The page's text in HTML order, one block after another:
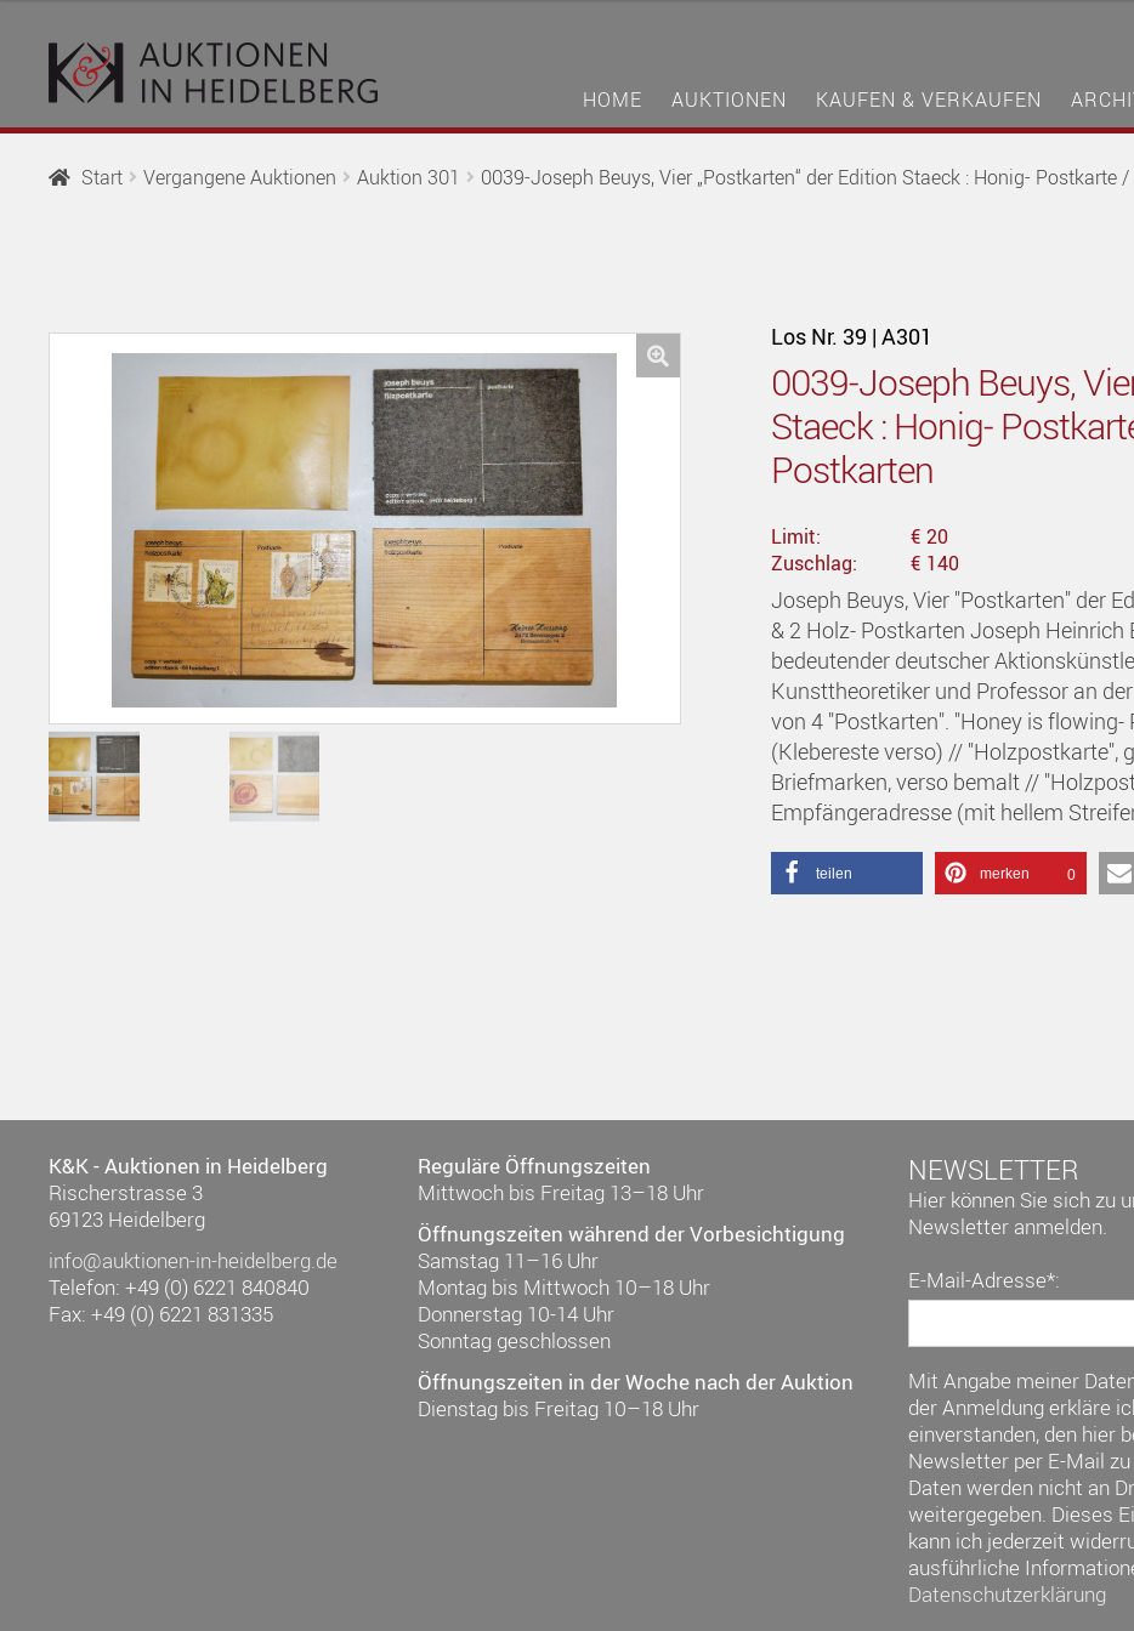
Navigation
springen
zum
Inhalt
HOME AUKTIONEN KAUFEN & VERKAUFEN
Start Vergangene Auktionen Auktion 301 0039-Joseph Beuys, Vier „Postkarten“ der Edition Staeck : Honig- Postkarte
Los Nr. 39 | A301
0039-Joseph Beuys,
Staeck : Honig-
Postkarten
Limit:
€ 20
Zuschlag:
€ 140
Joseph Beuys, Vier "Postkarten" der
& 2 Holz- Postkarten Joseph
bedeutender deutscher
Kunsttheoretiker und Professor an
von 4 "Postkarten". "Honey is
(Klebereste verso) // "Holzpostkarte",
Briefmarken, verso bemalt //
Empfängeradresse (mit hellem
teilen merken 0
K&K - Auktionen in Heidelberg
Rischerstrasse 3
69123 Heidelberg
info@auktionen-in-heidelberg.de
Telefon: +49 (0) 6221 840840
Fax: +49 (0) 6221 831335
Reguläre Öffnungszeiten
Mittwoch bis Freitag 13–18 Uhr
Öffnungszeiten während der Vorbesichtigung
Samstag 11–16 Uhr
Montag bis Mittwoch 10–18 Uhr
Donnerstag 10-14 Uhr
Sonntag geschlossen
Öffnungszeiten in der Woche nach der Auktion
Dienstag bis Freitag 10–18 Uhr
NEWSLETTER
Hier können Sie sich zu
Newsletter anmelden.
E-Mail-Adresse*:
Mit Angabe meiner
der Anmeldung erkläre
einverstanden, den hier
Newsletter per E-Mail
Daten werden nicht an
weitergegeben. Dieses
kann ich jederzeit
ausführliche
Datenschutzerklärung